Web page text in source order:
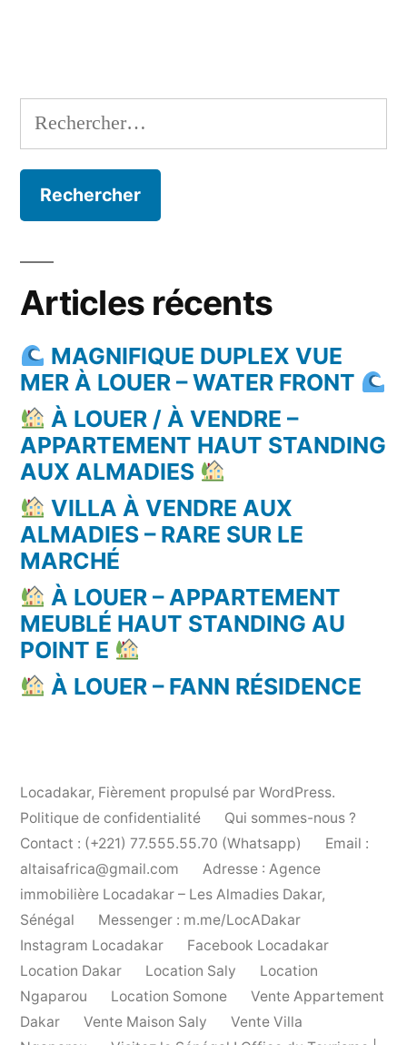
Rechercher :
Articles récents
MAGNIFIQUE DUPLEX VUE
MER À LOUER – WATER FRONT
À LOUER / À VENDRE –
APPARTEMENT HAUT STANDING
AUX ALMADIES
VILLA À VENDRE AUX
ALMADIES – RARE SUR LE
MARCHÉ
À LOUER – APPARTEMENT
MEUBLÉ HAUT STANDING AU
POINT E
À LOUER – FANN RÉSIDENCE
Locadakar, Fièrement propulsé par WordPress.
Politique de confidentialité
Qui sommes-nous ?
Contact : (+221) 77.555.55.70 (Whatsapp)
Email :
altaisafrica@gmail.com
Adresse : Agence
immobilière Locadakar – Les Almadies Dakar,
Sénégal
Messenger : m.me/LocADakar
Instagram Locadakar
Facebook Locadakar
Location Dakar
Location Saly
Location
Ngaparou
Location Somone
Vente Appartement
Dakar
Vente Maison Saly
Vente Villa